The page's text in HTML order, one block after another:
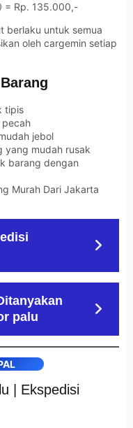
= Rp. 135.000,-
berlaku untuk semua
oleh cargemin setiap
tipis
pecah
jebol
yang mudah rusak
barang dengan
Murah Dari Jakarta
palu
| Ekspedisi